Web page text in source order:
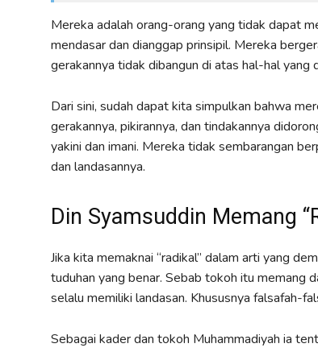
Mereka adalah orang-orang yang tidak dapat
mendasar dan dianggap prinsipil. Mereka
gerakannya tidak dibangun di atas hal-hal yang
Dari sini, sudah dapat kita simpulkan bahwa
gerakannya, pikirannya, dan tindakannya
yakini dan imani. Mereka tidak sembarangan
dan landasannya.
Din Syamsuddin Memang
Jika kita memaknai “radikal” dalam arti yang
tuduhan yang benar. Sebab tokoh itu memang
selalu memiliki landasan. Khususnya falsafah-
Sebagai kader dan tokoh Muhammadiyah ia